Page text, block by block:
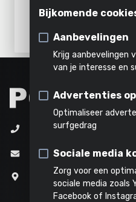
schoonmaken
powertools
bewerken
Verhakselen
Alle
producten
toestel
Verplaatsbaar
+32 (0)3 292 92 92
info@varo.com
Joseph Van Instraat 9
2500 Lier
Bijkomende
Aanbevelingen
Krijg aanbevelingen
van je interesse en
Advertenties
Optimaliseer
surfgedrag
Sociale media
Zorg voor een
sociale media zoals
Facebook of